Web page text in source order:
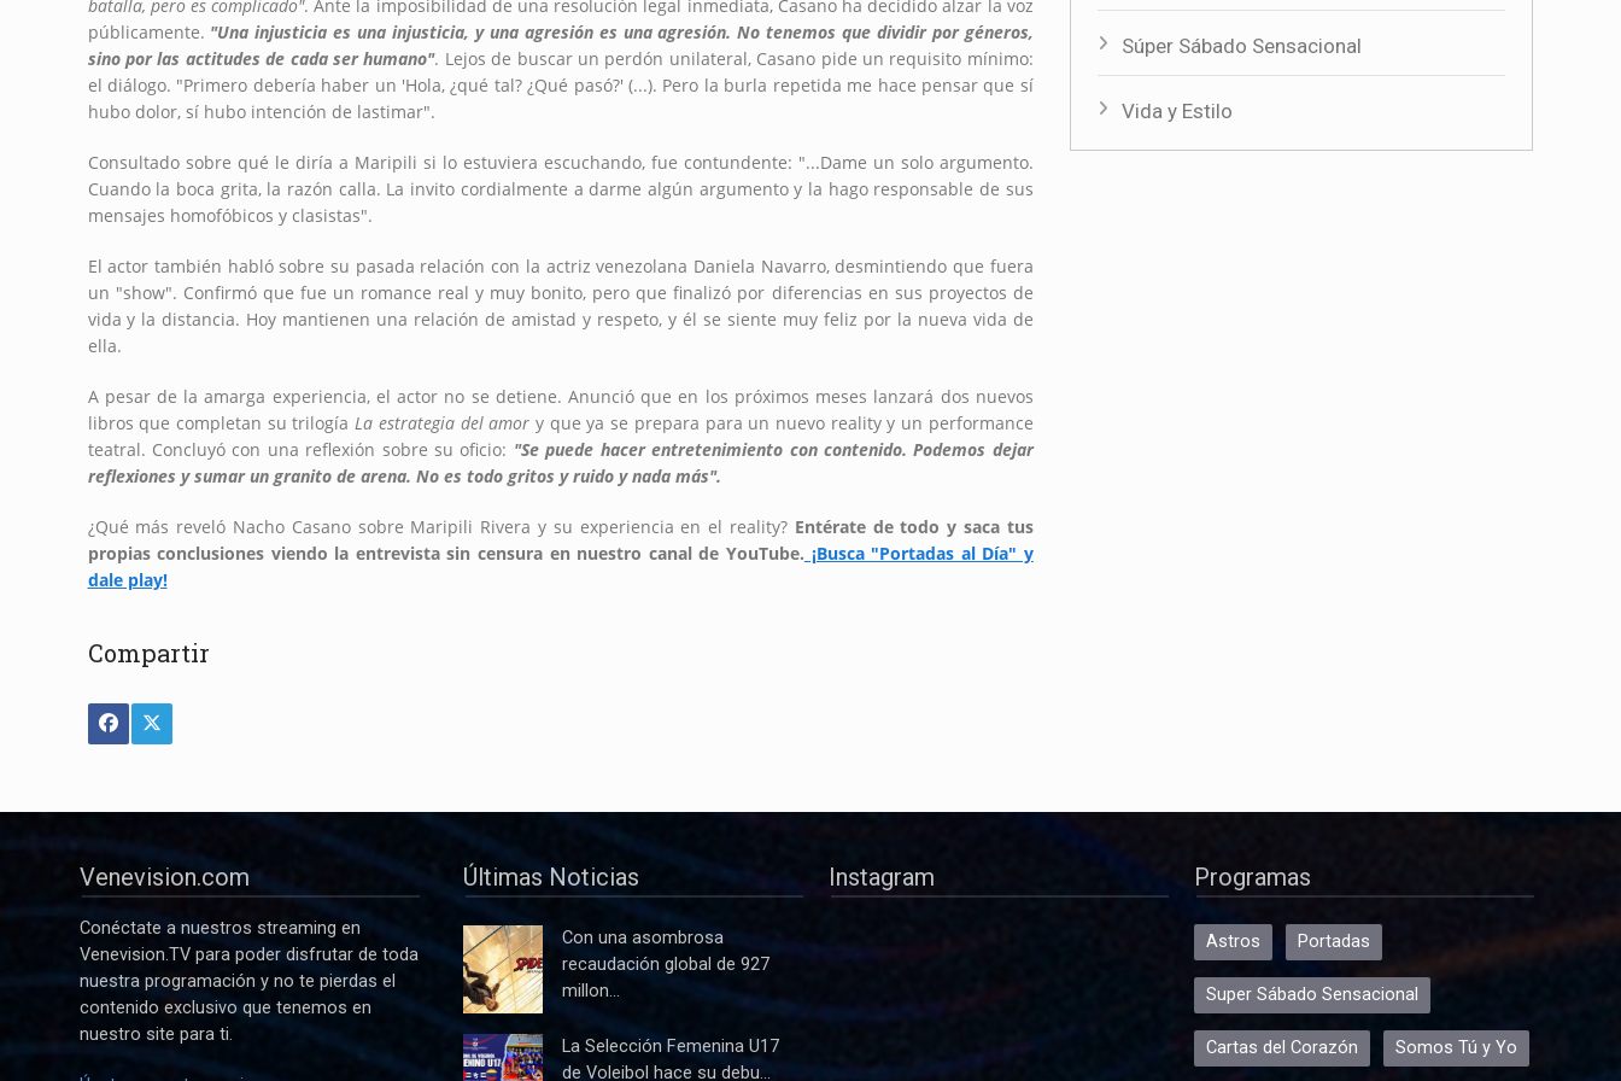
batalla, pero es complicado". Ante la imposibilidad de una resolución legal inmediata, Casano ha decidido alzar la voz
públicamente. "Una injusticia es una injusticia, y una agresión es una agresión. No tenemos que dividir por géneros,
sino por las actitudes de cada ser humano". Lejos de buscar un perdón unilateral, Casano pide un requisito mínimo:
el diálogo. "Primero debería haber un 'Hola, ¿qué tal? ¿Qué pasó?' (...). Pero la burla repetida me hace pensar que sí
hubo dolor, sí hubo intención de lastimar".
Consultado sobre qué le diría a Maripili si lo estuviera escuchando, fue contundente: "...Dame un solo argumento.
Cuando la boca grita, la razón calla. La invito cordialmente a darme algún argumento y la hago responsable de sus
mensajes homofóbicos y clasistas".
El actor también habló sobre su pasada relación con la actriz venezolana Daniela Navarro, desmintiendo que fuera
un "show". Confirmó que fue un romance real y muy bonito, pero que finalizó por diferencias en sus proyectos de
vida y la distancia. Hoy mantienen una relación de amistad y respeto, y él se siente muy feliz por la nueva vida de
ella.
A pesar de la amarga experiencia, el actor no se detiene. Anunció que en los próximos meses lanzará dos nuevos
libros que completan su trilogíaLa estrategia del amor y que ya se prepara para un nuevo reality y un performance
teatral. Concluyó con una reflexión sobre su oficio: "Se puede hacer entretenimiento con contenido. Podemos dejar
reflexiones y sumar un granito de arena. No es todo gritos y ruido y nada más".
¿Qué más reveló Nacho Casano sobre Maripili Rivera y su experiencia en el reality? Entérate de todo y saca tus
propias conclusiones viendo la entrevista sin censura en nuestro canal de YouTube. ¡Busca "Portadas al Día" y
dale play!
Compartir
Súper Sábado Sensacional
Vida y Estilo
Venevision.com
Conéctate a nuestros streaming en
Venevision.TV para poder disfrutar de toda
nuestra programación y no te pierdas el
contenido exclusivo que tenemos en
nuestro site para ti.
Últimas Noticias
Con una asombrosa
recaudación global de 927
millon...
La Selección Femenina U17
de Voleibol hace su debu...
Instagram Programas
Astros Portadas
Super Sábado Sensacional
Cartas del Corazón Somos Tú y Yo